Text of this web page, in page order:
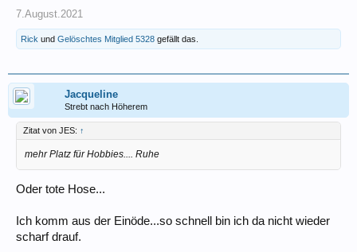
7.August.2021
Rick und Gelöschtes Mitglied 5328 gefällt das.
Jacqueline
Strebt nach Höherem
Zitat von JES: ↑
mehr Platz für Hobbies.... Ruhe
Oder tote Hose...
Ich komm aus der Einöde...so schnell bin ich da nicht wieder
scharf drauf.